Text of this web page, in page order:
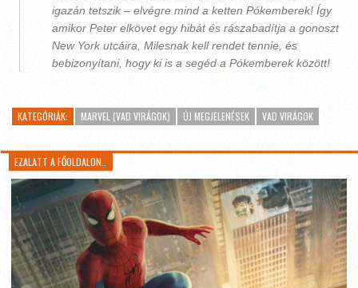
igazán tetszik – elvégre mind a ketten Pókemberek! Így
amikor Peter elkövet egy hibát és rászabadítja a gonoszt
New York utcáira, Milesnak kell rendet tennie, és
bebizonyítani, hogy ki is a segéd a Pókemberek között!
KATEGÓRIÁK: MARVEL (VAD VIRÁGOK) ÚJ MEGJELENÉSEK VAD VIRÁGOK
EZALATT A FŐOLDALON…